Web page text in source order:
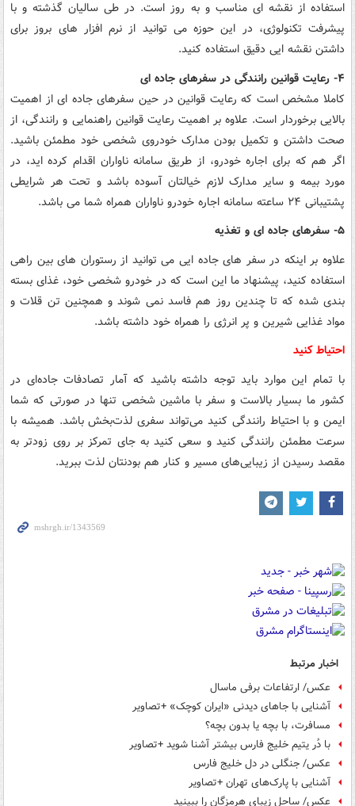
استفاده از نقشه ای مناسب و به روز است. در طی سالیان گذشته و با
پیشرفت تکنولوژی، در این حوزه می توانید از نرم افزار های بروز برای
داشتن نقشه ایی دقیق استفاده کنید.
۴- رعایت قوانین رانندگی در سفرهای جاده ای
کاملا مشخص است که رعایت قوانین در حین سفرهای جاده ای از اهمیت
بالایی برخوردار است. علاوه بر اهمیت رعایت قوانین راهنمایی و رانندگی، از
صحت داشتن و تکمیل بودن مدارک خودروی شخصی خود مطمئن باشید.
اگر هم که برای اجاره خودرو، از طریق سامانه ناواران اقدام کرده اید، در
مورد بیمه و سایر مدارک لازم خیالتان آسوده باشد و تحت هر شرایطی
پشتیبانی ۲۴ ساعته سامانه اجاره خودرو ناواران همراه شما می باشد.
۵- سفرهای جاده ای و تغذیه
علاوه بر اینکه در سفر های جاده ایی می توانید از رستوران های بین راهی
استفاده کنید، پیشنهاد ما این است که در خودرو شخصی خود، غذای بسته
بندی شده که تا چندین روز هم فاسد نمی شوند و همچنین تن قلات و
مواد غذایی شیرین و پر انرژی را همراه خود داشته باشد.
احتیاط کنید
با تمام این موارد باید توجه داشته باشید که آمار تصادفات جاده‌ای در
کشور ما بسیار بالاست و سفر با ماشین شخصی تنها در صورتی که شما
ایمن و با احتیاط رانندگی کنید می‌تواند سفری لذت‌بخش باشد. همیشه با
سرعت مطمئن رانندگی کنید و سعی کنید به جای تمرکز بر روی زودتر به
مقصد رسیدن از زیبایی‌های مسیر و کنار هم بودنتان لذت ببرید.
اخبار مرتبط
عکس/ ارتفاعات برفی ماسال
آشنایی با جاهای دیدنی «ایران کوچک» +تصاویر
مسافرت، با بچه یا بدون بچه؟
با دُر یتیم خلیج فارس بیشتر آشنا شوید +تصاویر
عکس/ جنگلی در دل خلیج‌ فارس
آشنایی با پارک‌‎های تهران +تصاویر
عکس/ ساحل زیبای هرمزگان را ببینید